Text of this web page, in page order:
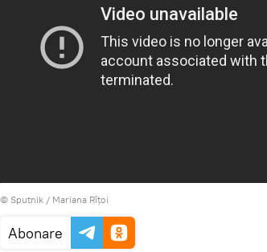
© Sputnik / Mariana Rîțoi
Abonare